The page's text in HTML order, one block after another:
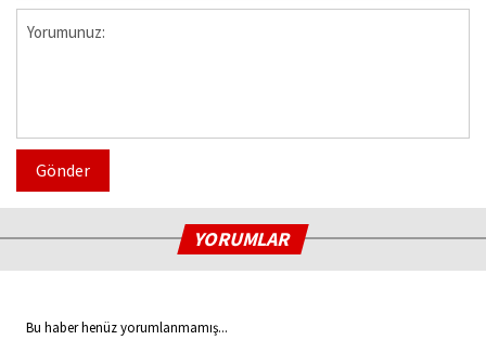
Gönder
YORUMLAR
Bu haber henüz yorumlanmamış...